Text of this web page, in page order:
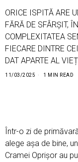
ORICE ISPITĂ ARE
FĂRĂ DE SFÂRȘIT,
COMPLEXITATEA
FIECARE DINTRE
DAT APARTE AL
11/03/2025 1 MIN READ
Într-o zi de
alege așa de bine,
Cramei Oprișor au